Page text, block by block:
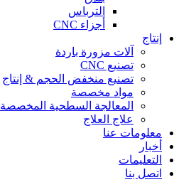
الترباس
أجزاء CNC
إنتاج
آلات مزورة باردة
تصنيع CNC
تصنيع منخفض الحجم & إنتاج
مواد مخصصة
المعالجة السطحية المخصصة
علاج العلاج
معلومات عنا
أخبار
التعليمات
اتصل بنا